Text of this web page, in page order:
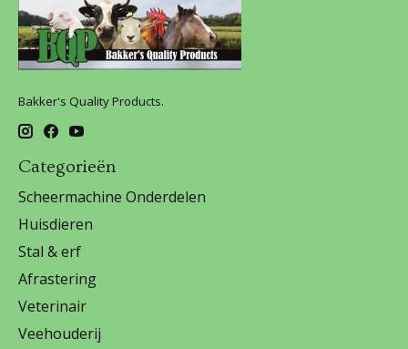
Bakker's Quality Products.
Categorieën
Scheermachine Onderdelen
Huisdieren
Stal & erf
Afrastering
Veterinair
Veehouderij